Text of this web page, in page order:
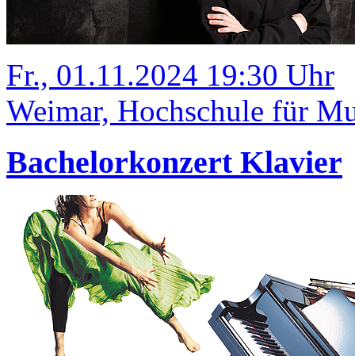
Fr., 01.11.2024 19:30 Uhr
Weimar, Hochschule für
Bachelorkonzert Klavier